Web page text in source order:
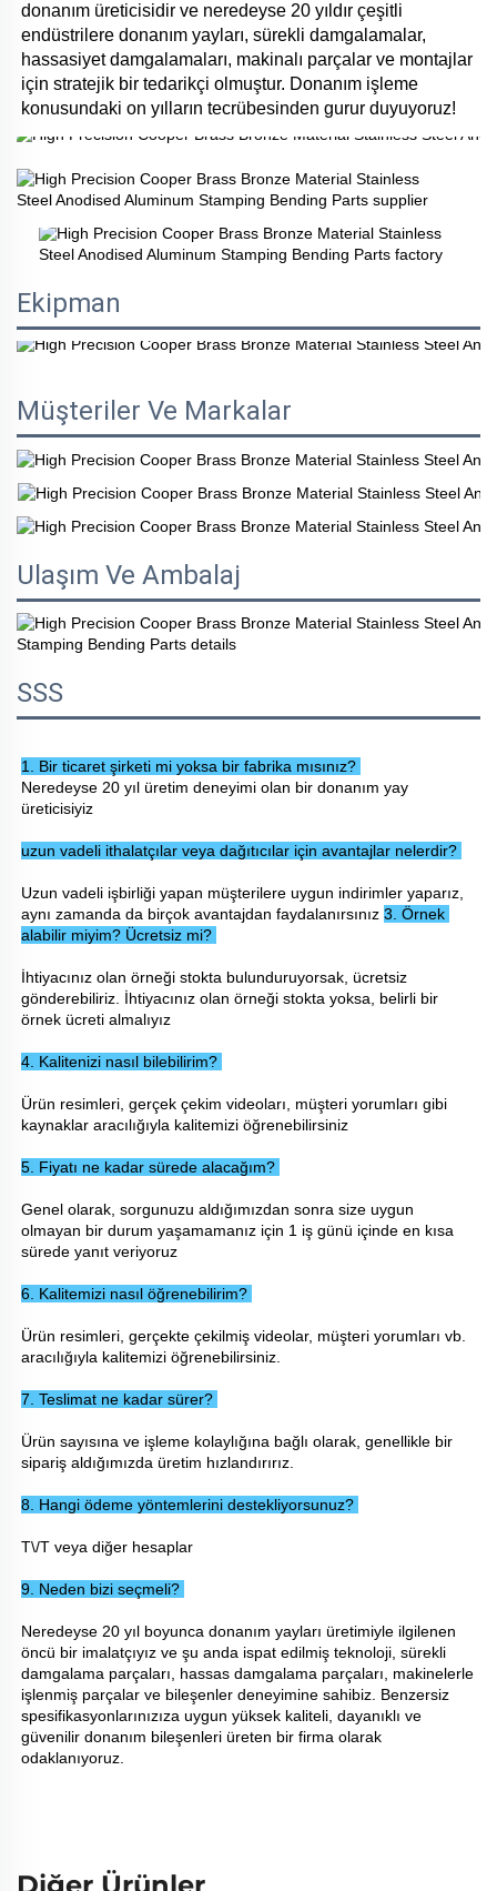
donanım üreticisidir ve neredeyse 20 yıldır çeşitli
endüstrilere donanım yayları, sürekli damgalamalar,
hassasiyet damgalamaları, makinalı parçalar ve montajlar
için stratejik bir tedarikçi olmuştur. Donanım işleme
konusundaki on yılların tecrübesinden gurur duyuyoruz!
Ekipman
Müşteriler Ve Markalar
Ulaşım Ve Ambalaj
SSS
1. Bir ticaret şirketi mi yoksa bir fabrika mısınız?
Neredeyse 20 yıl üretim deneyimi olan bir donanım yay
üreticisiyiz
uzun vadeli ithalatçılar veya dağıtıcılar için avantajlar nelerdir?
Uzun vadeli işbirliği yapan müşterilere uygun indirimler yaparız,
aynı zamanda da birçok avantajdan faydalanırsınız 3. Örnek
alabilir miyim? Ücretsiz mi?
İhtiyacınız olan örneği stokta bulunduruyorsak, ücretsiz
gönderebiliriz. İhtiyacınız olan örneği stokta yoksa, belirli bir
örnek ücreti almalıyız
4. Kalitenizi nasıl bilebilirim?
Ürün resimleri, gerçek çekim videoları, müşteri yorumları gibi
kaynaklar aracılığıyla kalitemizi öğrenebilirsiniz
5. Fiyatı ne kadar sürede alacağım?
Genel olarak, sorgunuzu aldığımızdan sonra size uygun
olmayan bir durum yaşamamanız için 1 iş günü içinde en kısa
sürede yanıt veriyoruz
6. Kalitemizi nasıl öğrenebilirim?
Ürün resimleri, gerçekte çekilmiş videolar, müşteri yorumları vb.
aracılığıyla kalitemizi öğrenebilirsiniz.
7. Teslimat ne kadar sürer?
Ürün sayısına ve işleme kolaylığına bağlı olarak, genellikle bir
sipariş aldığımızda üretim hızlandırırız.
8. Hangi ödeme yöntemlerini destekliyorsunuz?
T\/T veya diğer hesaplar
9. Neden bizi seçmeli?
Neredeyse 20 yıl boyunca donanım yayları üretimiyle ilgilenen
öncü bir imalatçıyız ve şu anda ispat edilmiş teknoloji, sürekli
damgalama parçaları, hassas damgalama parçaları, makinelerle
işlenmiş parçalar ve bileşenler deneyimine sahibiz. Benzersiz
spesifikasyonlarınızıza uygun yüksek kaliteli, dayanıklı ve
güvenilir donanım bileşenleri üreten bir firma olarak
odaklanıyoruz.